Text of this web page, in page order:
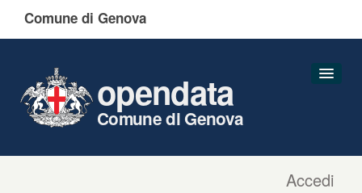
Comune di Genova
Accedi
opendata
Comune di Genova